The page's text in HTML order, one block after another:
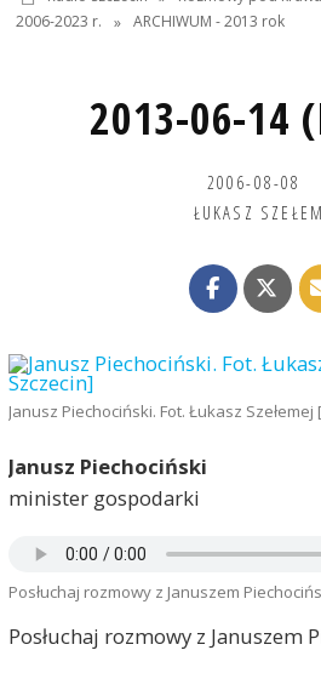
2006-2023 r.
» ARCHIWUM - 2013 rok
2013-06-14
2006-08-08
ŁUKASZ
Janusz Piechociński. Fot. Łukasz
Janusz Piechociński
minister gospodarki
Posłuchaj rozmowy z Januszem
Posłuchaj rozmowy z Januszem